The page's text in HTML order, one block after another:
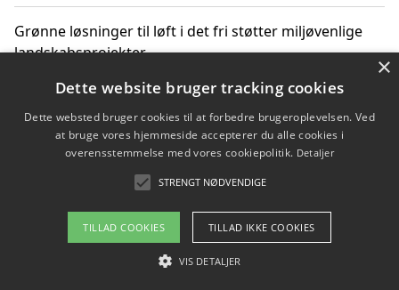
Grønne løsninger til løft i det fri støtter miljøvenlige
landskabsprojekter
Gør haven til et frirum for familien og naturen
Copyright 2026 - Pilanto Aps
Om / kontakt
Blog Betingelser
×
Dette website bruger tracking cookies
Dette websted bruger cookies til at forbedre brugeroplevelsen. Ved
at bruge vores hjemmeside accepterer du alle cookies i
overensstemmelse med vores cookiepolitik. Detaljer
STRENGT NØDVENDIGE
TILLAD COOKIES TILLAD IKKE COOKIES
VIS DETALJER